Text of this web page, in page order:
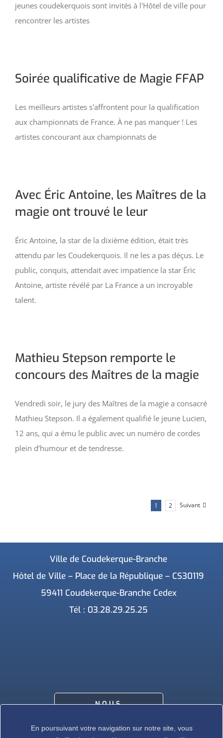
jeunes coudekerquois sont invités à l'Hôtel de ville pour
rencontrer les artistes
Soirée qualificative de Magie FFAP
Les meilleurs artistes s'affrontent pour la qualification
aux championnats de France. À ne pas manquer ! Les
artistes concourant aux championnats de
Avec Éric Antoine, les Maîtres de la
magie ont trouvé le leur
Éric Antoine, la star de la dixième édition, était très
attendu par les Coudekerquois. Il ne les a pas déçus. Le
public, conquis, attendait avec impatience la star Éric
Antoine, artiste révélé par La France a un incroyable
talent.
Mathieu Stepson remporte le
concours des Maîtres de la magie
Vendredi soir, le jury des Maîtres de la magie a consacré
Mathieu Stepson. Il a également qualifié le jeune Lucien,
12 ans, qui a ému le public avec un numéro de cordes
plein d’humour et de tendresse.
1 2 Suivant
Ville de Coudekerque-Branche
Hôtel de Ville – Place de la République – CS30119
59411 Coudekerque-Branche Cedex
Tél : 03.28.29.25.25
NOUS
En poursuivant votre navigation sur notre site, vous